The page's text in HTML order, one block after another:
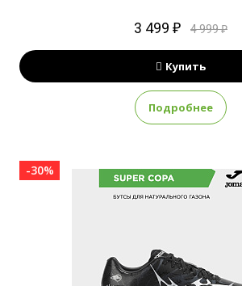
3 499 ₽ 4 999 ₽
Купить
Подробнее
-30%